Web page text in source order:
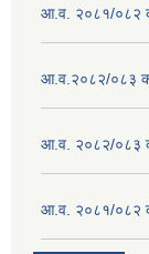
आ.व. २०८१/०८२
आ.व.२०८२/०८३
आ.व. २०८२/०८३ को
आ.व. २०८१/०८२